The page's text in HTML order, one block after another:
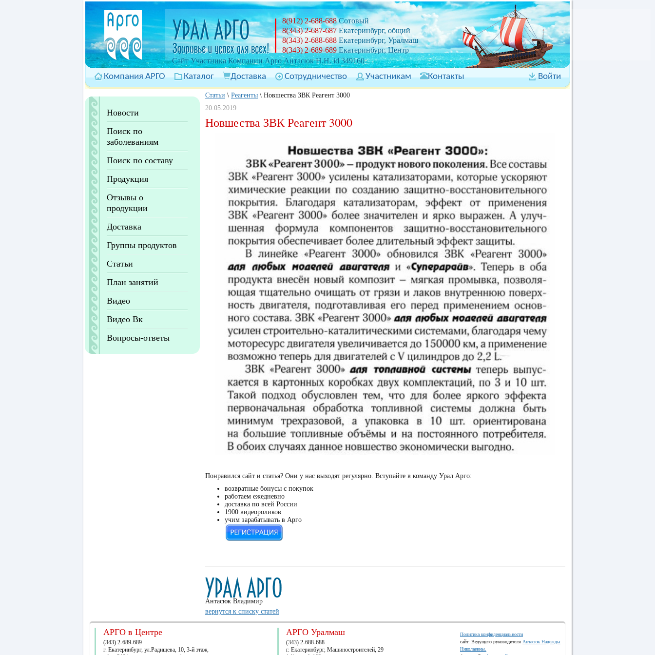
Cайт Участника Компании Арго Антасюк Н.Н. id 349160
8(912) 2-688-688Сотовый
8(343) 2-687-687 Екатеринбург, общий
8(343) 2-688-688 Екатеринбург, Уралмаш
8(343) 2-689-689 Екатеринбург, Центр
Компания АРГО Каталог Доставка Сотрудничество Участникам Контакты Войти
Новости
Поиск по
заболеваниям
Поиск по составу
Продукция
Отзывы о
продукции
Доставка
Группы продуктов
Статьи
План занятий
Видео
Видео Вк
Вопросы-ответы
Статьи \ Реагенты \ Новшества ЗВК Реагент 3000
20.05.2019
Новшества ЗВК Реагент 3000
Понравился сайт и статья? Они у нас выходят регулярно. Вступайте в команду Урал Арго:
возвратные бонусы с покупок
работаем ежедневно
доставка по всей России
1900 видеороликов
учим зарабатывать в Арго
Антасюк Владимир
вернутся к списку статей
АРГО в Центре
(343) 2-689-689
г. Екатеринбург, ул.Радищева, 10, 3-й этаж,
АРГО Уралмаш
(343) 2-688-688
г. Екатеринбург, Машиностроителей, 29
Политика конфиденциальности
сайт: Ведущего руководителя Антасюк Надежды
Николаевны.